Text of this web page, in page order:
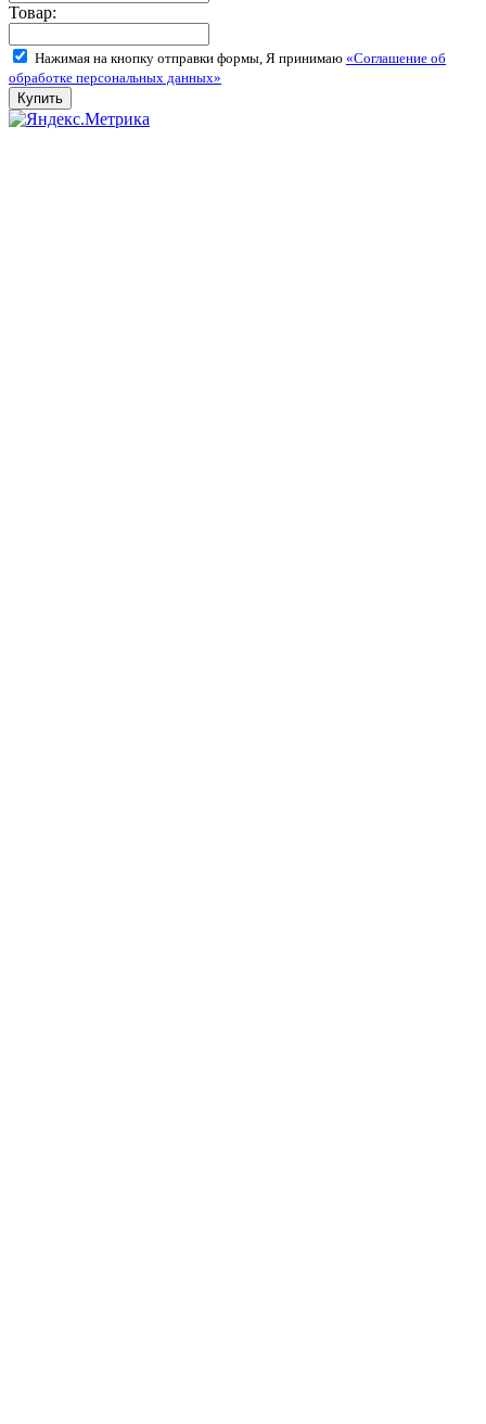
Товар:
Нажимая на кнопку отправки формы, Я принимаю «Соглашение об
обработке персональных данных»